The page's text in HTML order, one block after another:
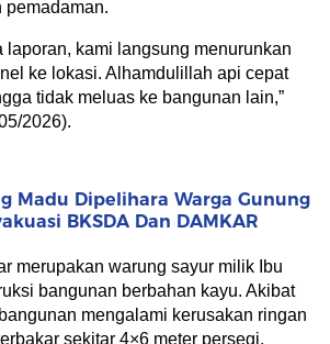
pemadaman.
laporan, kami langsung menurunkan
ke lokasi. Alhamdulillah api cepat
tidak meluas ke bangunan lain,”
2026).
Madu Dipelihara Warga Gunung
BKSDA Dan DAMKAR
merupakan warung sayur milik Ibu
bangunan berbahan kayu. Akibat
mengalami kerusakan ringan
sekitar 4×6 meter persegi.